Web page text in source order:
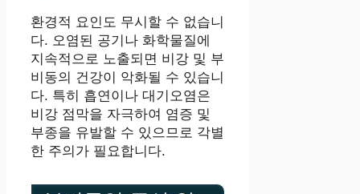
환경적 요인도 무시할 수 없습니
다. 오염된 공기나 화학물질에
지속적으로 노출되면 비강 및 부
비동의 건강이 악화될 수 있습니
다. 특히 흡연이나 대기오염은
비강 점막을 자극하여 염증 및
부종을 유발할 수 있으므로 각별
한 주의가 필요합니다.